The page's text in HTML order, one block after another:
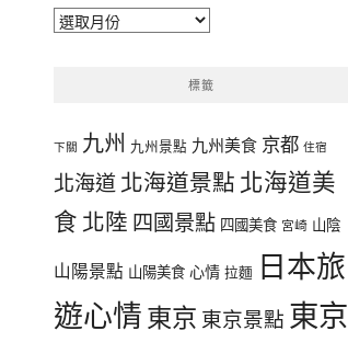
彙
標籤
下關 九州 九州景點 九州美食 京都 住宿
北海道北海道景點 北海道美
食 北陸 四國景點 四國美食 宮崎 山陰
山陽景點 山陽美食 心情 拉麵 日本旅
遊心情東京 東京景點 東京